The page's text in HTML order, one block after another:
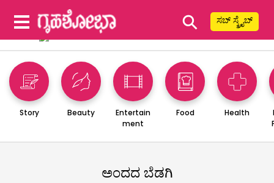
⚲ ಸಬ್ ಸ್ಕ್ರೈಬ್
Story Beauty
Entertain
ment
Food Health
ಅಂದದ ಬೆಡಗಿ